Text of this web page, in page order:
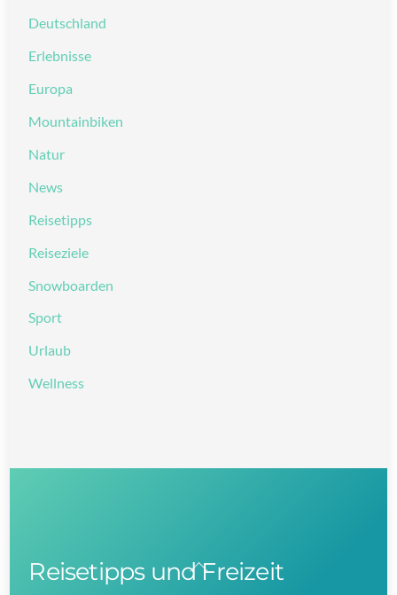
Deutschland
Erlebnisse
Europa
Mountainbiken
Natur
News
Reisetipps
Reiseziele
Snowboarden
Sport
Urlaub
Wellness
Back
Reisetipps und Freizeit